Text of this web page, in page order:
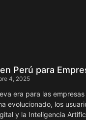
Perú para
4, 2025
era para las
evolucionado, los
y la Inteligencia